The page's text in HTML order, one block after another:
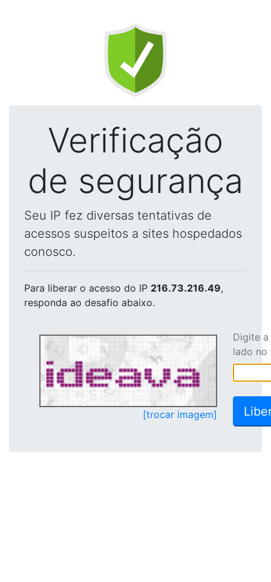
Verificação
de segurança
Seu IP fez diversas tentativas de
acessos suspeitos a sites hospedados
conosco.
Para liberar o acesso do IP 216.73.216.49,
responda ao desafio abaixo.
[trocar imagem]
Digite
lado no